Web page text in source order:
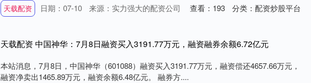
天载配资 日期：07-10 来源：实力强大的配资公司 查看： 193 分类： 配资炒股平台
天载配资 中国神华：7月8日融资买入3191.77万元，融资融券余额6.72亿元
本站消息，7月8日，中国神华（601088）融资买入3191.77万元，融资偿还4657.66万元，
融资净卖出1465.89万元，融资余额6.48亿元。 融券方....